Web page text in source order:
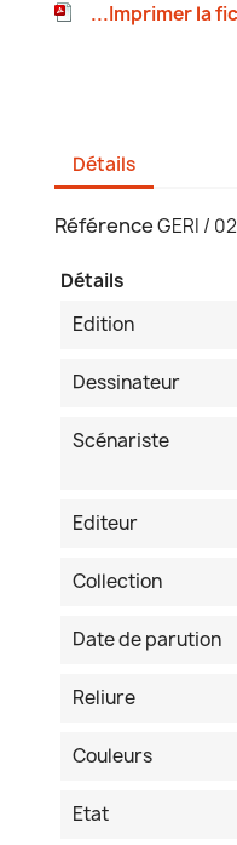
...Imprimer la
Détails
RéférenceGERI /
Détails
Edition
Dessinateur
Scénariste
Editeur
Collection
Date de parution
Reliure
Couleurs
Etat